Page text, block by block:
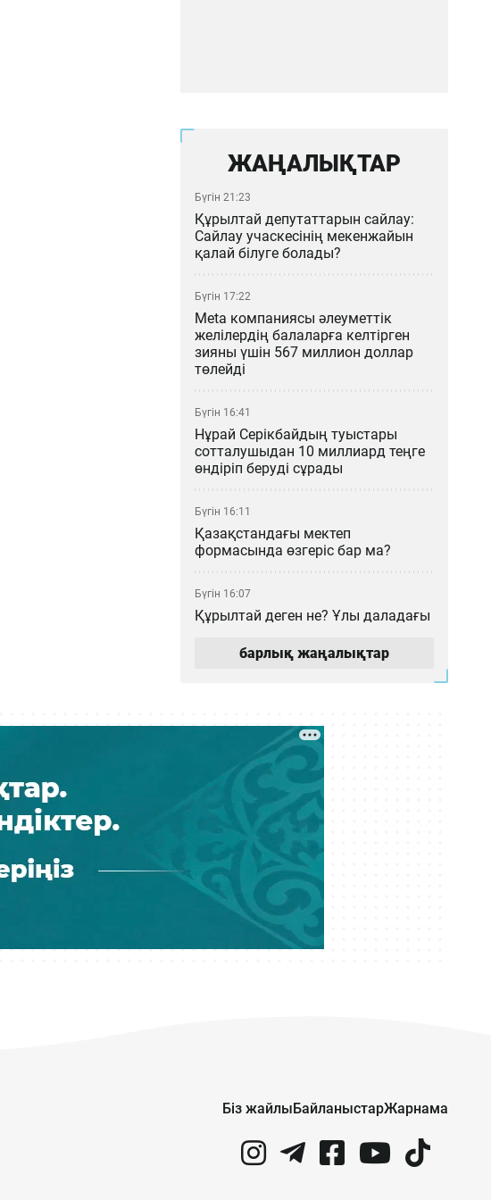
ЖАҢАЛЫҚТАР
Бүгін 21:23
Құрылтай депутаттарын сайлау:
Сайлау учаскесінің мекенжайын
қалай білуге болады?
Бүгін 17:22
Meta компаниясы әлеуметтік
желілердің балаларға келтірген
зияны үшін 567 миллион доллар
төлейді
Бүгін 16:41
Нұрай Серікбайдың туыстары
сотталушыдан 10 миллиард теңге
өндіріп беруді сұрады
Бүгін 16:11
Қазақстандағы мектеп
формасында өзгеріс бар ма?
Бүгін 16:07
Құрылтай деген не? Ұлы даладағы
жылының басты қорытындылары
«МузАРТ» тобындағы Кенжебек
Жанәбілов ауруханаға түсті
Бүгін 14:01
Мұратжан Мұсайбеков АМӨЗ-дің
бас директоры болып
тағайындалды
Бүгін 11:34
30 миллион теңгеге денесіне
барлық жаңалықтар
Біз жайлыБайланыстарЖарнама